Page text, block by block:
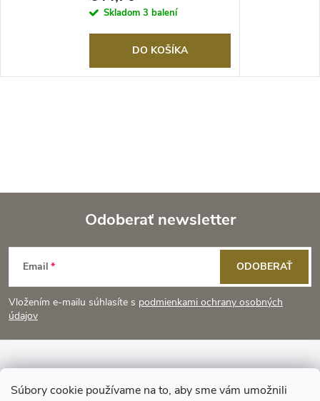
Súbory cookie používame na to, aby sme vám umožnili
Skladom 3 balení
DO KOŠÍKA
Z
á
p
ä
Odoberať newsletter
Email
Vložením e-mailu súhlasíte s podmienkami ochrany osobných
údajov
ODOBERAŤ
Informácie pre vás